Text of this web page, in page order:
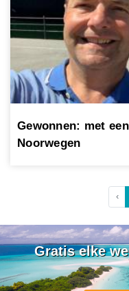
Gewonnen: met
Noorwegen
‹
Gratis elke